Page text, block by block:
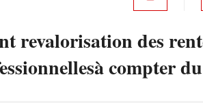
revalorisation des
compter